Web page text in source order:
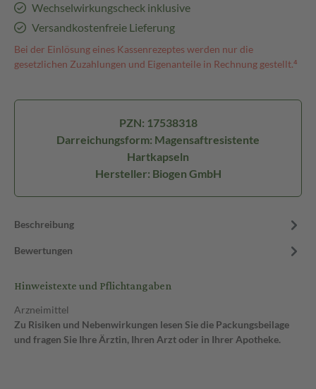
Wechselwirkungscheck inklusive
Versandkostenfreie Lieferung
Bei der Einlösung eines Kassenrezeptes werden nur die
gesetzlichen Zuzahlungen und Eigenanteile in Rechnung gestellt.⁴
PZN: 17538318
Darreichungsform: Magensaftresistente
Hartkapseln
Hersteller: Biogen GmbH
Beschreibung
Bewertungen
Hinweistexte und Pflichtangaben
Arzneimittel
Zu Risiken und Nebenwirkungen lesen Sie die Packungsbeilage
und fragen Sie Ihre Ärztin, Ihren Arzt oder in Ihrer Apotheke.